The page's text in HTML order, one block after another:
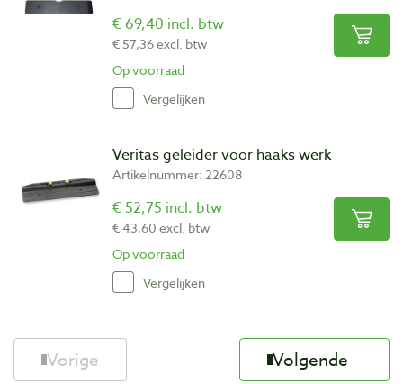
€ 69,40 incl. btw
€ 57,36 excl. btw
Op voorraad
Vergelijken
Veritas geleider voor haaks werk
Artikelnummer: 22608
€ 52,75 incl. btw
€ 43,60 excl. btw
Op voorraad
Vergelijken
Vorige Volgende